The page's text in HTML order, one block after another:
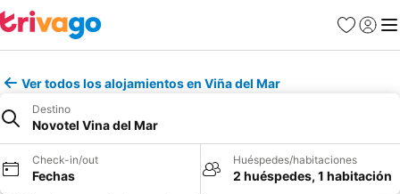
Favoritos
Iniciar
Ver todos los alojamientos en Viña del Mar
Destino
Novotel Vina del Mar
Check-in/out
Fechas
Huéspedes/habitaciones
2 huéspedes, 1 habitación